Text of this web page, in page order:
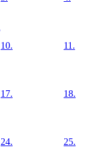
10. 11.
17. 18.
24. 25.